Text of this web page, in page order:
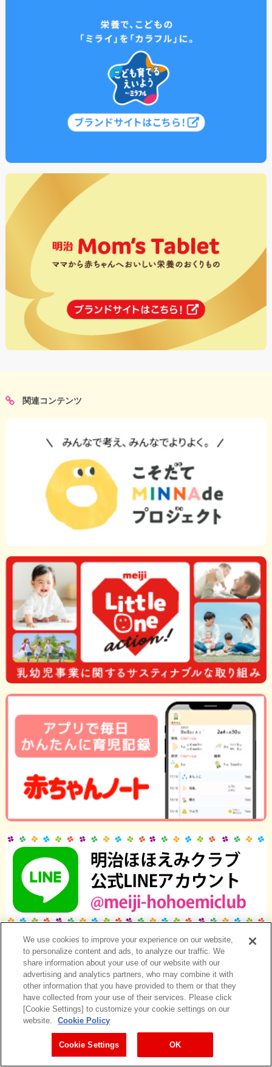
関連コンテンツ
We use cookies to improve your experience on our website,
to personalize content and ads, to analyze our traffic. We
share information about your use of our website with our
advertising and analytics partners, who may combine it with
other information that you have provided to them or that they
have collected from your use of their services. Please click
[Cookie Settings] to customize your cookie settings on our
website.
Cookie Policy
Cookie Settings OK